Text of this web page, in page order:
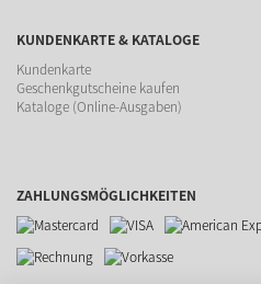
KUNDENKARTE & KATALOGE
Kundenkarte
Geschenkgutscheine kaufen
Kataloge (Online-Ausgaben)
ZAHLUNGSMÖGLICHKEITEN